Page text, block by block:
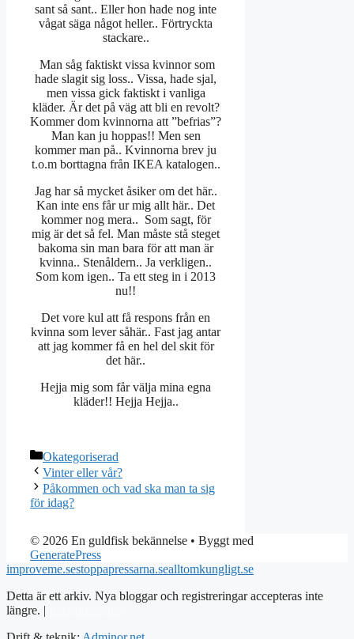
sant så sant.. Eller hon hade nog inte
vågat säga något heller.. Förtryckta
stackare..
Man såg faktiskt vissa kvinnor som
hade slagit sig loss.. Vissa, hade sjal,
men vissa gick faktiskt i vanliga
kläder. Är det på väg att bli en revolt?
Kommer dom kvinnorna att ”befrias”?
Man kan ju hoppas!! Men sen
kommer man på.. Kvinnorna brev ju
t.o.m borttagna från IKEA katalogen..
Jag har så mycket åsiker om det här..
Kan inte ens får ur mig allt här.. Det
kommer nog mera.. Som sagt, för
mig är det så fel. Man måste stå steget
bakoma sin man bara för att man är
kvinna.. Stenåldern.. Ja verkligen..
Som kom igen.. Ta ett steg in i 2013
nu!!
Det vore kul att få respons från en
kvinna som lever såhär.. Fast jag antar
att jag kommer få en hel del skit för
det här..
Hejja mig som får välja mina egna
kläder!! Hejja Hejja..
Kategorier
Okategoriserad
Vinter eller vår?
Påkommen och vad ska man ta sig
för idag?
© 2026 En guldfisk bekännelse • Byggt med
GeneratePress
improveme.sestoppapressarna.sealltomkungligt.se
Detta är ett arkiv. Nya bloggar och registreringar accepteras inte
längre. |